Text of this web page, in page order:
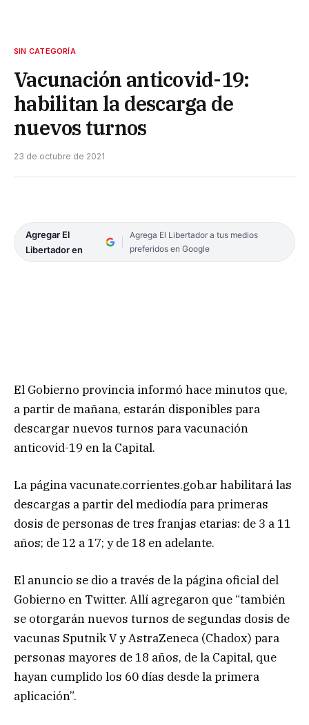
SIN CATEGORÍA
Vacunación anticovid-19:
habilitan la descarga de
nuevos turnos
23 de octubre de 2021
Agregar El
Libertador en
Agrega El Libertador a tus medios
preferidos en Google
El Gobierno provincia informó hace minutos que,
a partir de mañana, estarán disponibles para
descargar nuevos turnos para vacunación
anticovid-19 en la Capital.
La página vacunate.corrientes.gob.ar habilitará las
descargas a partir del mediodía para primeras
dosis de personas de tres franjas etarias: de 3 a 11
años; de 12 a 17; y de 18 en adelante.
El anuncio se dio a través de la página oficial del
Gobierno en Twitter. Allí agregaron que “también
se otorgarán nuevos turnos de segundas dosis de
vacunas Sputnik V y AstraZeneca (Chadox) para
personas mayores de 18 años, de la Capital, que
hayan cumplido los 60 días desde la primera
aplicación”.